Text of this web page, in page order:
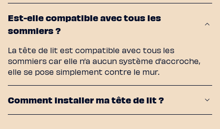
Est-elle compatible avec tous les
sommiers ?
La tête de lit est compatible avec tous les
sommiers car elle n’a aucun système d’accroche,
elle se pose simplement contre le mur.
Comment installer ma tête de lit ?